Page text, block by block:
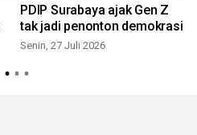
PDIP Surabaya ajak Gen Z
tak jadi penonton demokrasi
Senin, 27 Juli 2026